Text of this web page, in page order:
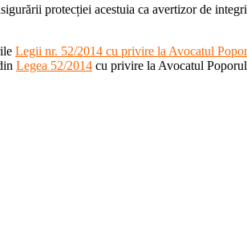
protecției acestuia ca avertizor de
Legii nr. 52/2014 cu privire la Avocatul
Legea 52/2014 cu privire la Avocatul